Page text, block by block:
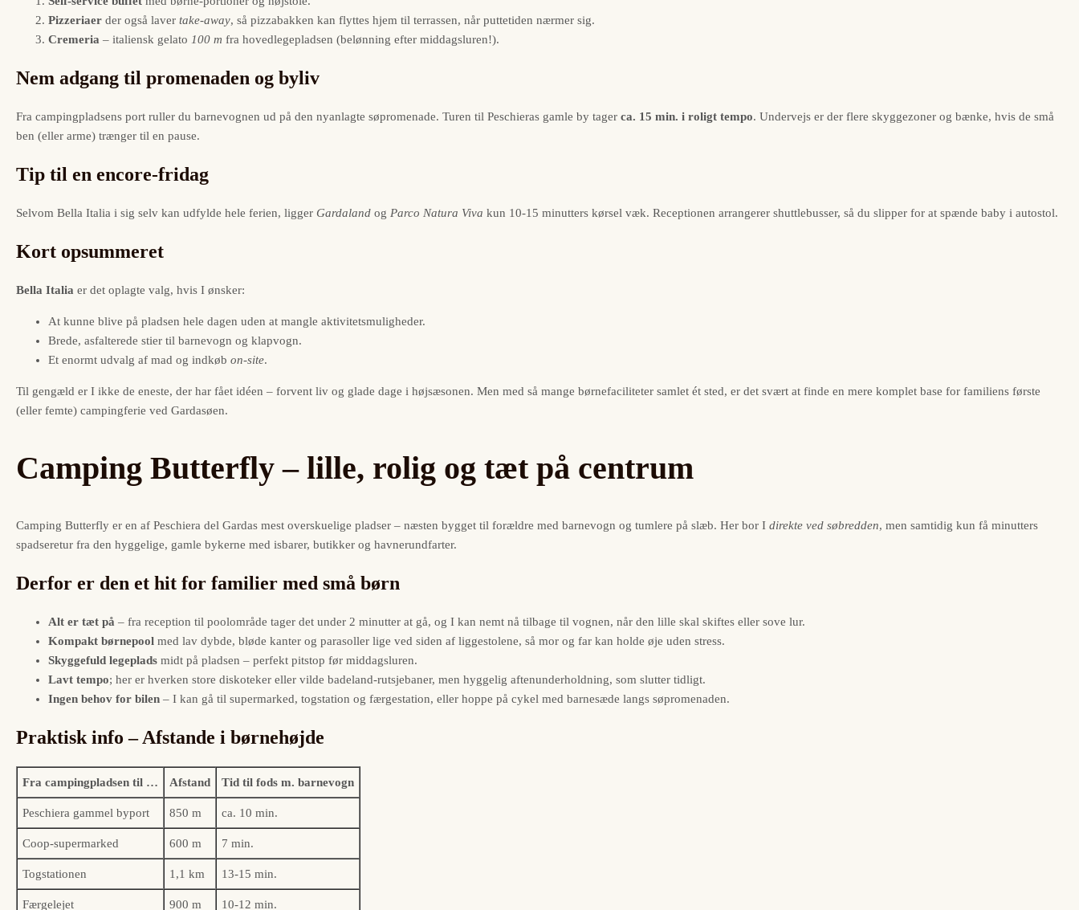
Pizzeriaer der også laver take-away, så pizzabakken kan flyttes hjem til terrassen, når puttetiden nærmer sig.
Cremeria – italiensk gelato 100 m fra hovedlegepladsen (belønning efter middagsluren!).
Nem adgang til promenaden og byliv
Fra campingpladsens port ruller du barnevognen ud på den nyanlagte søpromenade. Turen til Peschieras gamle by tager ca. 15 min. i roligt tempo. Undervejs er der flere skyggezoner og bænke, hvis de små
ben (eller arme) trænger til en pause.
Tip til en encore-fridag
Selvom Bella Italia i sig selv kan udfylde hele ferien, ligger Gardaland og Parco Natura Viva kun 10-15 minutters kørsel væk. Receptionen arrangerer shuttlebusser, så du slipper for at spænde baby i autostol.
Kort opsummeret
Bella Italia er det oplagte valg, hvis I ønsker:
At kunne blive på pladsen hele dagen uden at mangle aktivitetsmuligheder.
Brede, asfalterede stier til barnevogn og klapvogn.
Et enormt udvalg af mad og indkøb on-site.
Til gengæld er I ikke de eneste, der har fået idéen – forvent liv og glade dage i højsæsonen. Men med så mange børnefaciliteter samlet ét sted, er det svært at finde en mere komplet base for familiens første
(eller femte) campingferie ved Gardasøen.
Camping Butterfly – lille, rolig og tæt på centrum
Camping Butterfly er en af Peschiera del Gardas mest overskuelige pladser – næsten bygget til forældre med barnevogn og tumlere på slæb. Her bor I direkte ved søbredden, men samtidig kun få minutters
spadseretur fra den hyggelige, gamle bykerne med isbarer, butikker og havnerundfarter.
Derfor er den et hit for familier med små børn
Alt er tæt på – fra reception til poolområde tager det under 2 minutter at gå, og I kan nemt nå tilbage til vognen, når den lille skal skiftes eller sove lur.
Kompakt børnepool med lav dybde, bløde kanter og parasoller lige ved siden af liggestolene, så mor og far kan holde øje uden stress.
Skyggefuld legeplads midt på pladsen – perfekt pitstop før middagsluren.
Lavt tempo; her er hverken store diskoteker eller vilde badeland-rutsjebaner, men hyggelig aftenunderholdning, som slutter tidligt.
Ingen behov for bilen – I kan gå til supermarked, togstation og færgestation, eller hoppe på cykel med barnesæde langs søpromenaden.
Praktisk info – Afstande i børnehøjde
Fra campingpladsen til … Afstand Tid til fods m. barnevogn
Peschiera gammel byport 850 m ca. 10 min.
Coop-supermarked 600 m 7 min.
Togstationen 1,1 km 13-15 min.
Færgelejet 900 m 10-12 min.